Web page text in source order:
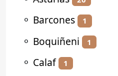
⚬ Barcones 1
⚬ Boquiñeni 1
⚬ Calaf 1